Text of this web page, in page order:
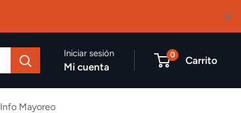
Iniciar sesión
Mi cuenta
0 Carrito
Info Mayoreo